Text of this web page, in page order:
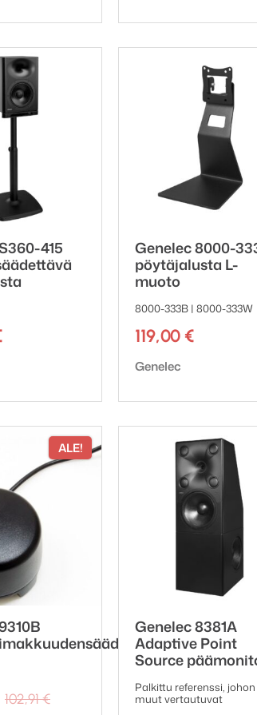
415
Genelec 8000-
pöytäjalusta L-
muoto
8000-333B | 8000-333W
119,00 €
Tuotemerkki:
Genelec
ALE!
102,91€Alkuperäinen
Nykyinen
Genelec 8381A
Adaptive Point
Source
Palkittu referenssi, johon
muut vertautuvat